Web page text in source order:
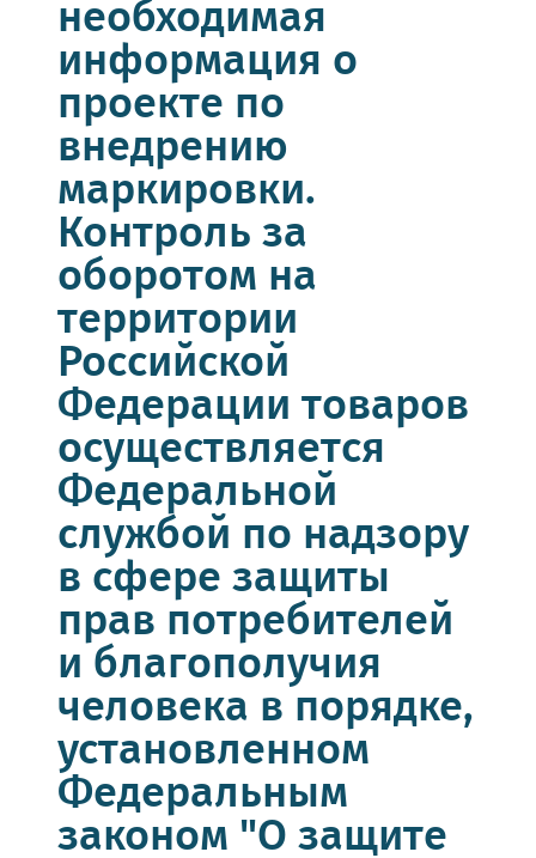
необходимая
информация о
проекте по
внедрению
маркировки.
Контроль за
оборотом на
территории
Российской
Федерации товаров
осуществляется
Федеральной
службой по надзору
в сфере защиты
прав потребителей
и благополучия
человека в порядке,
установленном
Федеральным
законом "О защите